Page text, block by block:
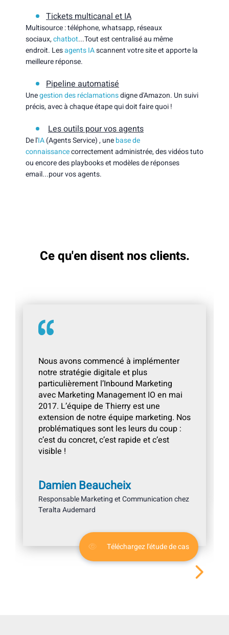
Tickets multicanal et IA
Multisource : téléphone, whatsapp, réseaux
sociaux,chatbot...Tout est centralisé au même
endroit. Lesagents IAscannent votre site et apporte la
meilleure réponse.
Pipeline automatisé
Unegestion des réclamationsdigne d'Amazon. Un suivi
précis, avec à chaque étape qui doit faire quoi !
Les outils pour vos agents
De l'IA(Agents Service) , unebase de
connaissancecorrectement administrée,des vidéos tuto
ou encore des playbooks et modèles de réponses
email...pour vos agents.
Ce qu'en disent nos clients.
Nous avons commencé à implémenter
notre stratégie digitale et plus
particulièrement l’Inbound Marketing
avec Marketing Management IO en mai
2017. L’équipe de Thierry est une
extension de notre équipe marketing. Nos
problématiques sont les leurs du coup :
c’est du concret, c’est rapide et c’est
visible !
Damien Beaucheix
Responsable Marketing et Communication chez
Teralta Audemard
Téléchargez l'étude de cas